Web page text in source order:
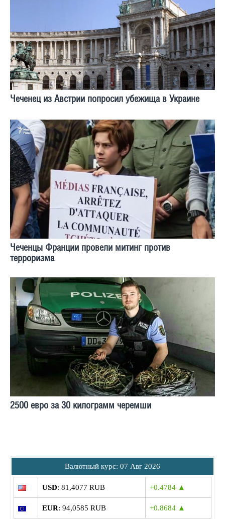
Чеченец из Австрии попросил убежища в Украине
Чеченцы Франции провели митинг против
терроризма
2500 евро за 30 килограмм черемши
Bалютный курс: 07 Авг 2026
USD: 81,4077 RUB +0.4784 ▲
EUR: 94,0585 RUB +0.8684 ▲